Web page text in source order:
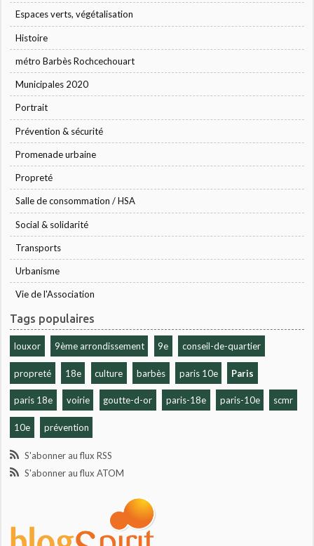
Espaces verts, végétalisation
Histoire
métro Barbès Rochcechouart
Municipales 2020
Portrait
Prévention & sécurité
Promenade urbaine
Propreté
Salle de consommation / HSA
Social & solidarité
Transports
Urbanisme
Vie de l'Association
Tags populaires
louxor 9ème arrondissement 9e conseil-de-quartier
propreté 18e culture barbès paris 10e Paris
paris 18e voirie goutte-d-or paris-18e paris-10e scmr
10e prévention
S'abonner au flux RSS
S'abonner au flux ATOM